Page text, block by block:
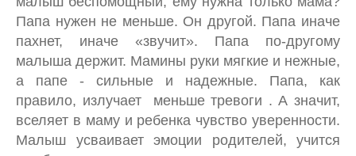
Папа нужен не меньше. Он другой. Папа иначе
пахнет, иначе «звучит». Папа по-другому
малыша держит. Мамины руки мягкие и нежные,
а папе - сильные и надежные. Папа, как
правило, излучает меньше тревоги . А значит,
вселяет в маму и ребенка чувство уверенности.
Малыш усваивает эмоции родителей, учится